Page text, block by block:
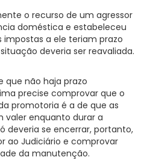
o recurso de um agressor
doméstica e estabeleceu
a ele teriam prazo
deveria ser reavaliada.
que não haja prazo
precise comprovar que o
promotoria é a de que as
valer enquanto durar a
deveria se encerrar, portanto,
ao Judiciário e comprovar
da manutenção.